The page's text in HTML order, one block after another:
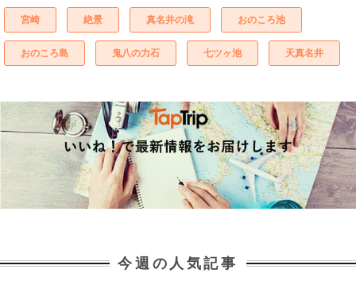
宮崎 絶景 真名井の滝 おのころ池
おのころ島 鬼八の力石 七ツヶ池 天真名井
今週の人気記事